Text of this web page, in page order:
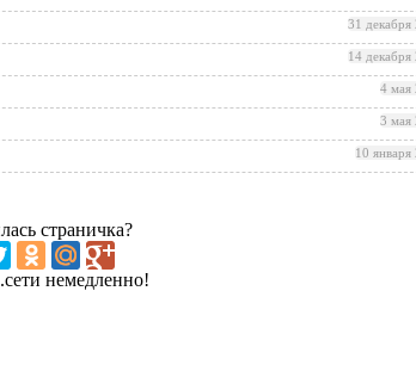
31 декабря
14 декабря
4 мая
3 мая
10 января
страничка?
немедленно!